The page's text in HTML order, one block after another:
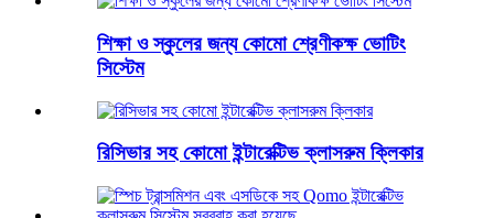
শিক্ষা ও স্কুলের জন্য কোমো শ্রেণীকক্ষ ভোটিং
সিস্টেম
রিসিভার সহ কোমো ইন্টারেক্টিভ ক্লাসরুম ক্লিকার